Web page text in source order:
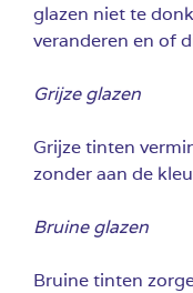
glazen niet te
veranderen en of
Grijze glazen
Grijze tinten
zonder aan de
Bruine glazen
Bruine tinten